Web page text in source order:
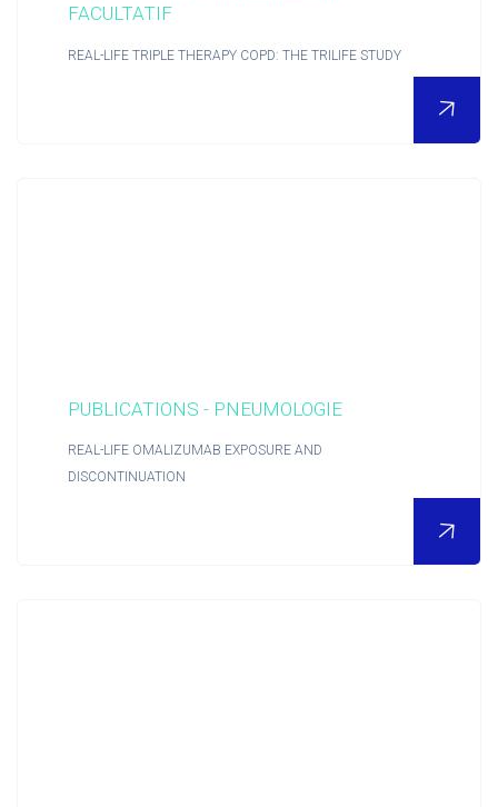
FACULTATIF
REAL-LIFE TRIPLE THERAPY COPD: THE TRILIFE STUDY
PUBLICATIONS - PNEUMOLOGIE
REAL-LIFE OMALIZUMAB EXPOSURE AND
DISCONTINUATION